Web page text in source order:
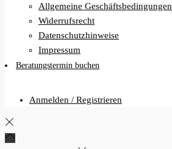
Allgemeine Geschäftsbedingungen
Widerrufsrecht
Datenschutzhinweise
Impressum
Beratungstermin buchen
Anmelden / Registrieren